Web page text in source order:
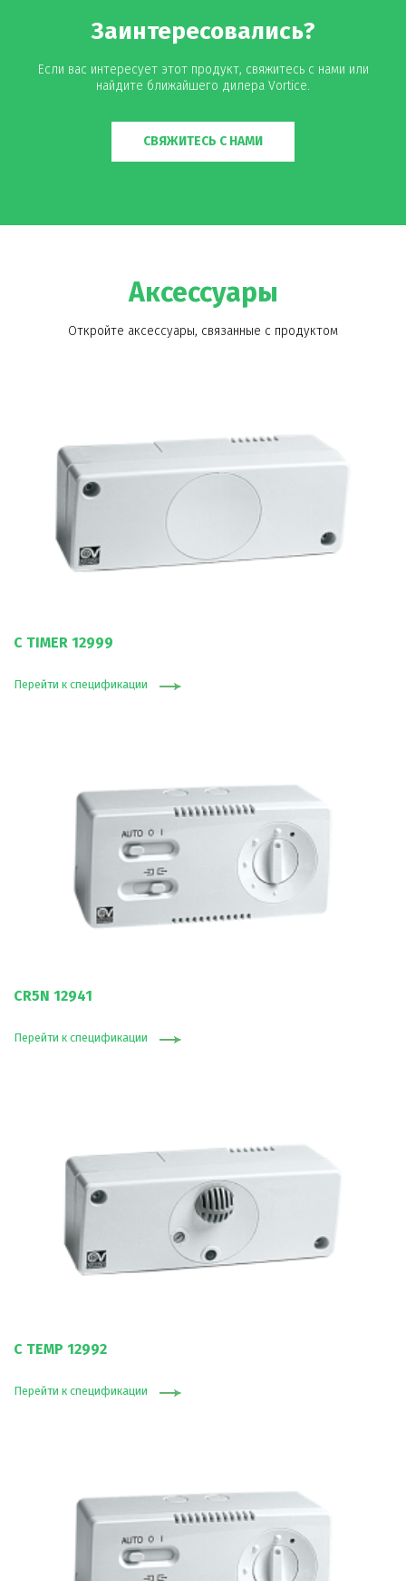
Заинтересовались?
Если вас интересует этот продукт, свяжитесь с нами или
найдите ближайшего дилера Vortice.
СВЯЖИТЕСЬ С НАМИ
Аксессуары
Откройте аксессуары, связанные с продуктом
C TIMER 12999
Перейти к спецификации
CR5N 12941
Перейти к спецификации
C TEMP 12992
Перейти к спецификации